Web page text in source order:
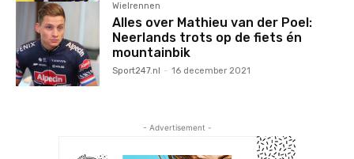
Wielrennen
Alles over Mathieu van der Poel:
Neerlands trots op de fiets én
mountainbik
Sport247.nl - 16 december 2021
- Advertisement -